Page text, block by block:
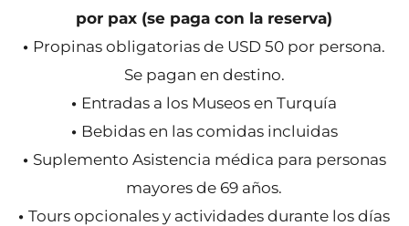
por pax (se paga con la reserva)
• Propinas obligatorias de USD 50 por persona.
Se pagan en destino.
• Entradas a los Museos en Turquía
• Bebidas en las comidas incluidas
• Suplemento Asistencia médica para personas
mayores de 69 años.
•Tours opcionales y actividades durante los días